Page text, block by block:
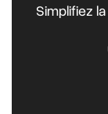
Simplifiez